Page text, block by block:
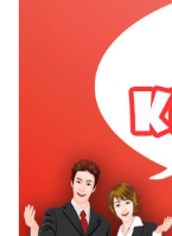
- Tròng kính bằng
khả năng chống
phủ lớp chống
- Được trang bị 4
tình trạng tròng
khe thông minh
Có hệ thống
Dùng kính chống